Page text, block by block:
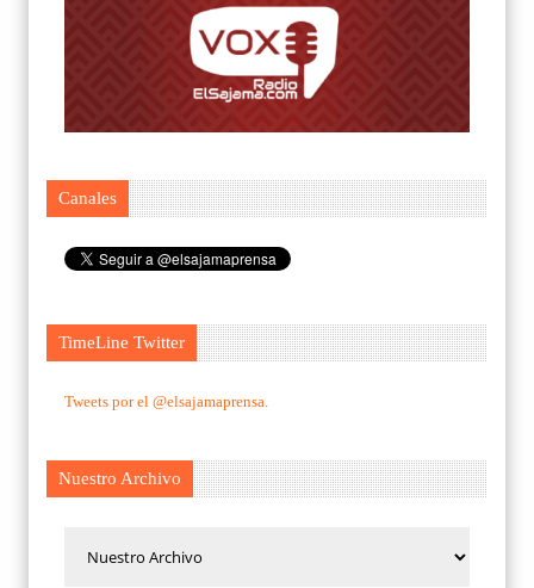
Canales
TimeLine Twitter
Tweets por el @elsajamaprensa.
Nuestro Archivo